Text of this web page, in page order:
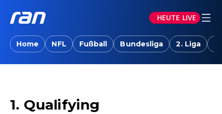
HEUTE LIVE
Home NFL Fußball Bundesliga 2. Liga
1. Qualifying